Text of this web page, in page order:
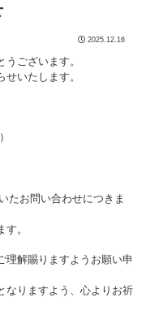
2025.12.16
ございます。
いたします。
たお問い合わせにつきま
。
理解賜りますようお願い申
なりますよう、心よりお祈